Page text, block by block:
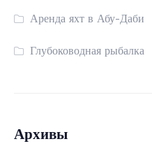
Аренда яхт в Абу-Даби
Глубоководная рыбалка
Архивы